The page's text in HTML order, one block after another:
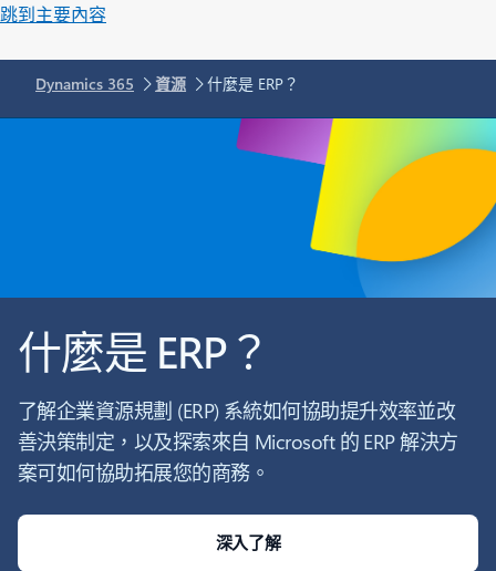
跳到主要內容
Dynamics 365 資源 什麼是 ERP？
什麼是 ERP？
了解企業資源規劃 (ERP) 系統如何協助提升效率並改
善決策制定，以及探索來自 Microsoft 的 ERP 解決方
案可如何協助拓展您的商務。
深入了解